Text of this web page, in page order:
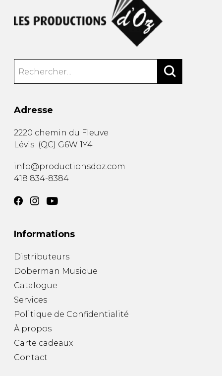
Adresse
2220 chemin du Fleuve
Lévis (QC) G6W 1Y4
info@productionsdoz.com
418 834-8384
Informations
Distributeurs
Doberman Musique
Catalogue
Services
Politique de Confidentialité
À propos
Carte cadeaux
Contact